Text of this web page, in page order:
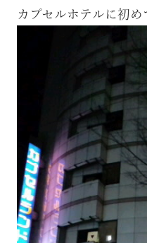
カプセルホテルに初め